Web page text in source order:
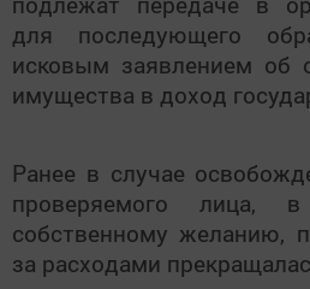
для последующего
исковым заявлением об
имущества в доход
Ранее в случае
проверяемого
собственному желанию,
за расходами